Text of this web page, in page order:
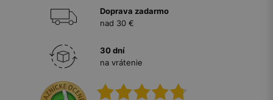
Doprava zadarmo
nad 30 €
30 dní
na vrátenie